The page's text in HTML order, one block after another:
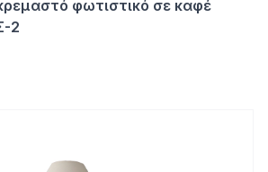
φωτιστικό σε καφέ
2